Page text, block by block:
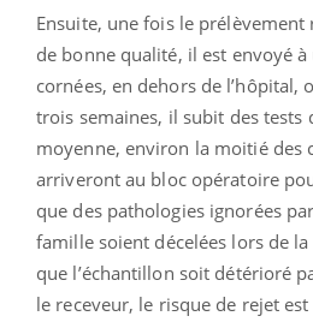
Ensuite, une fois le prélèvement
de bonne qualité, il est envoyé
cornées, en dehors de l’hôpital,
trois semaines, il subit des tests
moyenne, environ la moitié des
arriveront au bloc opératoire
que des pathologies ignorées
famille soient décelées lors de
que l’échantillon soit détérioré
le receveur, le risque de rejet